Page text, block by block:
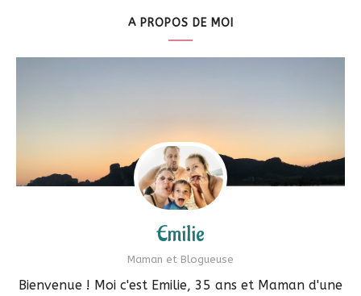
A PROPOS DE MOI
Emilie
Maman et Blogueuse
Bienvenue ! Moi c'est Emilie, 35 ans et Maman d'une